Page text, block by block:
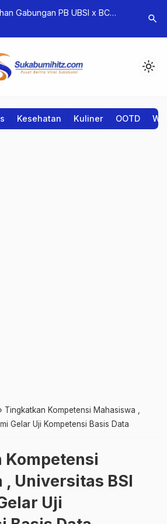
Gabungan PB UBSI x BC
Strategi
Tahu!
search
light_mode
Kesehatan Kuliner OOTD
Tingkatkan Kompetensi Mahasiswa ,
Gelar Uji Kompetensi Basis Data
, Universitas BSI
Uji